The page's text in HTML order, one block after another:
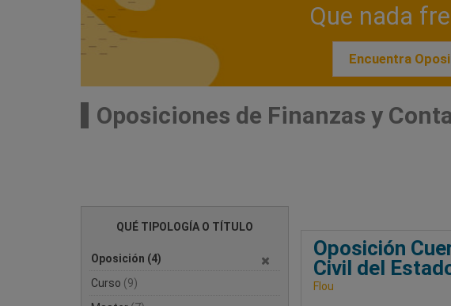
Que nada
Encuentra
Oposiciones de Finanzas y
QUÉ TIPOLOGÍA O TÍTULO
Oposición (4)
Curso (9)
Oposición
Civil del
Flou